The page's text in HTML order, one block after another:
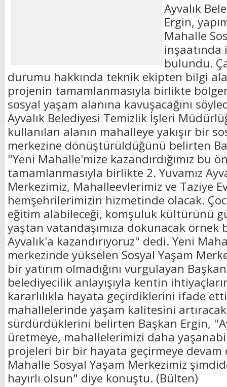
Ayvalık
Ergin,
Mahalle
inşaatında
bulundu.
durumu hakkında teknik ekipten bilgi
projenin tamamlanmasıyla birlikte
sosyal yaşam alanına kavuşacağını
Ayvalık Belediyesi Temizlik İşleri
kullanılan alanın mahalleye yakışır bir
merkezine dönüştürüldüğünü belirten
"Yeni Mahalle'mize kazandırdığımız bu
tamamlanmasıyla birlikte 2. Yuvamız
Merkezimiz, Mahalleevlerimiz ve Taziye
hemşehrilerimizin hizmetinde olacak.
eğitim alabileceği, komşuluk kültürünü
yaştan vatandaşımıza dokunacak örnek
Ayvalık'a kazandırıyoruz" dedi. Yeni
merkezinde yükselen Sosyal Yaşam
bir yatırım olmadığını vurgulayan
belediyecilik anlayışıyla kentin
kararlılıkla hayata geçirdiklerini ifade
mahallelerinde yaşam kalitesini artıracak
sürdürdüklerini belirten Başkan Ergin,
üretmeye, mahallelerimizi daha
projeleri bir bir hayata geçirmeye devam
Mahalle Sosyal Yaşam Merkezimiz
hayırlı olsun" diye konuştu. (Bülten)